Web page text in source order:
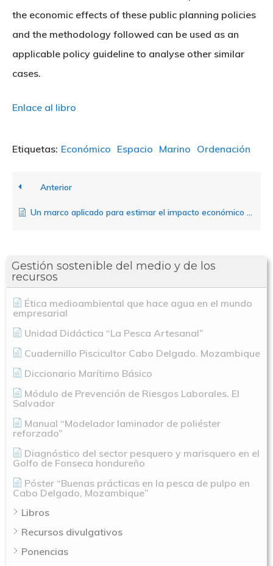
Gestión sostenible del medio y de los
recursos
Ética medioambiental que hace agua en el mundo
empresarial
Unidad Didáctica “La Pesca Artesanal”
Cuadernillo Piscicultor Cabo Delgado. Mozambique
Diccionario Marítimo Básico
Módulo de Prevención de Riesgos Laborales. El
Salvador
Manual “Modelador laminador de poliéster
reforzado”
Diagnóstico del sector pesquero y marisquero en el
Golfo de Fonseca hondureño
Póster “Buenas prácticas en la pesca de pulpo en
Cabo Delgado, Mozambique”
Libros
Recursos divulgativos
Ponencias
the economic effects of these public planning policies
and the methodology followed can be used as an
applicable policy guideline to analyse other similar
cases.
Enlace al libro
Etiquetas: Económico Espacio Marino Ordenación
Anterior
Un marco aplicado para estimar el impacto económico directo de la ordenación marina
Nosotros
Organización
Identidad Corporativa
Logo CETMAR
Boletín De Noticias
Licitaciones
Gobierno